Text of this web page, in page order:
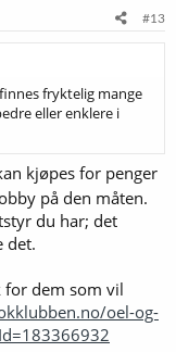
#13
fryktelig mange
eller enklere i
kjøpes for penger
på den måten.
du har; det
det.
for dem som vil
oel-og-